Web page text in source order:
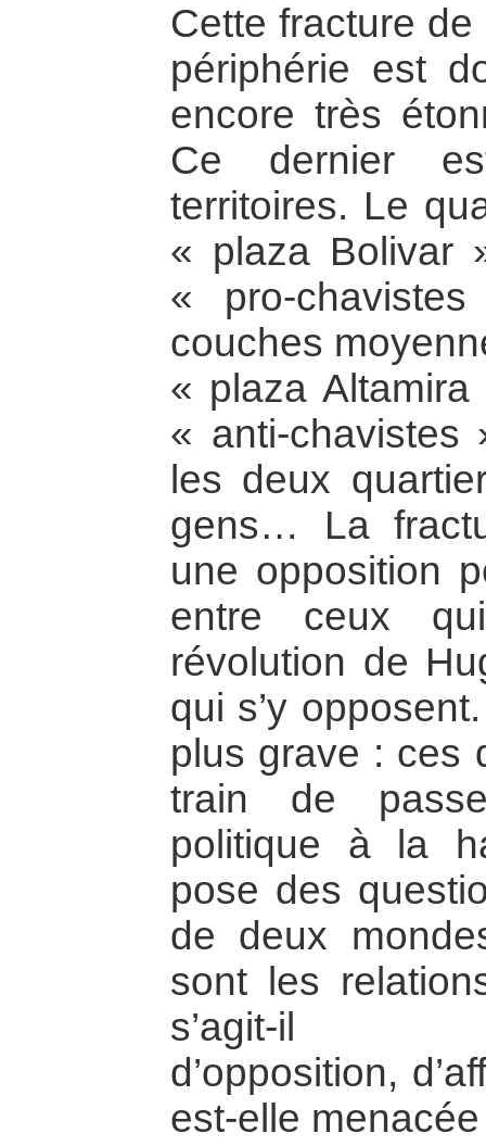
Cette fracture
périphérie est
encore très
Ce dernier
territoires. Le
« plaza Bolivar
« pro-
couches
« plaza
« anti-
les deux
gens… La
une opposition
entre ceux
révolution de
qui s’y
plus grave : ces
train de
politique à la
pose des
de deux
sont les
s’agit-il
d’opposition,
est-elle